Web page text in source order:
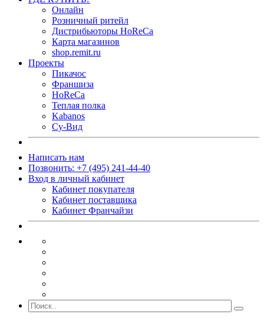
Онлайн
Розничный ритейл
Дистрибьюторы HoReCa
Карта магазинов
shop.remit.ru
Проекты
Пикачос
Франшиза
HoReCa
Теплая полка
Kabanos
Су-Вид
Написать нам
Позвонить: +7 (495) 241-44-40
Вход в личный кабинет
Кабинет покупателя
Кабинет поставщика
Кабинет Франчайзи